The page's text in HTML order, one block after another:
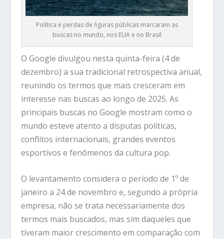
Política e perdas de figuras públicas marcaram as
buscas no mundo, nos EUA e no Brasil
O Google divulgou nesta quinta-feira (4 de
dezembro) a sua tradicional retrospectiva anual,
reunindo os termos que mais cresceram em
interesse nas buscas ao longo de 2025. As
principais buscas no Google mostram como o
mundo esteve atento a disputas políticas,
conflitos internacionais, grandes eventos
esportivos e fenômenos da cultura pop.
O levantamento considera o período de 1º de
janeiro a 24 de novembro e, segundo a própria
empresa, não se trata necessariamente dos
termos mais buscados, mas sim daqueles que
tiveram maior crescimento em comparação com